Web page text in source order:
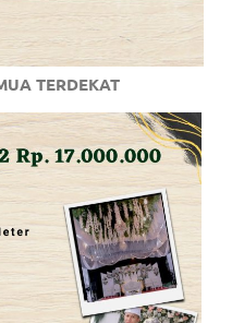
TERDEKAT